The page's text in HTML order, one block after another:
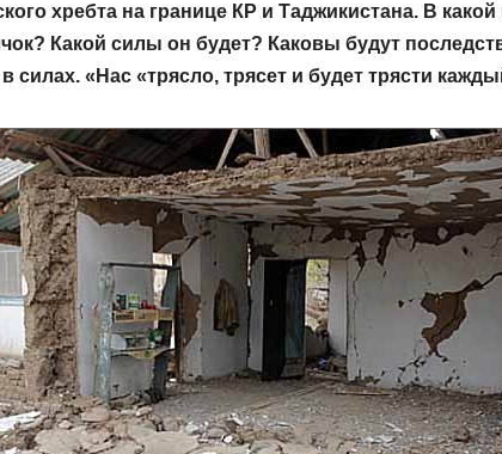
хребта на границе КР и Таджикистана. В
Какой силы он будет? Каковы будут
в силах. «Нас «трясло, трясет и будет трясти